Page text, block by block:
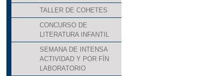
TALLER DE COHETES
CONCURSO DE
LITERATURA INFANTIL
SEMANA DE INTENSA
ACTIVIDAD Y POR FÍN
LABORATORIO